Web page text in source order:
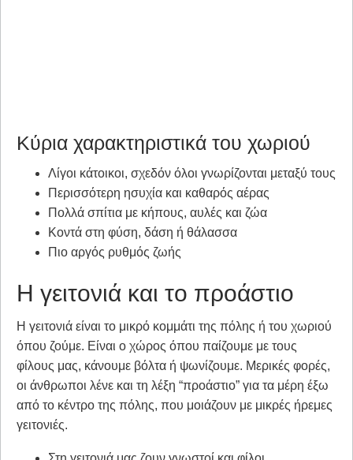
Κύρια χαρακτηριστικά του χωριού
Λίγοι κάτοικοι, σχεδόν όλοι γνωρίζονται μεταξύ τους
Περισσότερη ησυχία και καθαρός αέρας
Πολλά σπίτια με κήπους, αυλές και ζώα
Κοντά στη φύση, δάση ή θάλασσα
Πιο αργός ρυθμός ζωής
Η γειτονιά και το προάστιο
Η γειτονιά είναι το μικρό κομμάτι της πόλης ή του χωριού
όπου ζούμε. Είναι ο χώρος όπου παίζουμε με τους
φίλους μας, κάνουμε βόλτα ή ψωνίζουμε. Μερικές φορές,
οι άνθρωποι λένε και τη λέξη “προάστιο” για τα μέρη έξω
από το κέντρο της πόλης, που μοιάζουν με μικρές ήρεμες
γειτονιές.